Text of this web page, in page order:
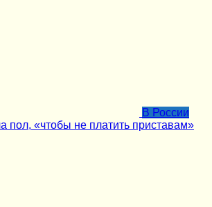
В России
пол, «чтобы не платить приставам»